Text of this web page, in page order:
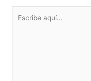
aquí...